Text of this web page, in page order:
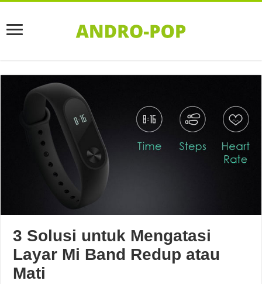
3 Solusi untuk Mengatasi
Layar Mi Band Redup atau
Mati